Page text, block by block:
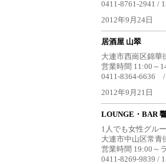
0411-8761-2941 /
2012年9月24日
居酒屋 山翠
大連市西崗区錦華
営業時間 11:00～
0411-8364-6636 /
2012年9月21日
LOUNGE・BAR
1人でも女性グル
大連市中山区常青
営業時間 19:00～
0411-8269-9839 /